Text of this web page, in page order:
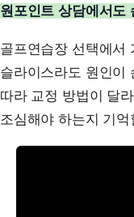
원포인트 상담에서도
골프연습장 선택에서
슬라이스라도 원인이
따라 교정 방법이 달
조심해야 하는지 기